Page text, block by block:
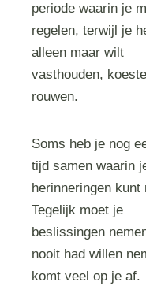
periode waarin je
regelen, terwijl je
alleen maar wilt
vasthouden,
rouwen.
Soms heb je nog
tijd samen waarin
herinneringen kunt
Tegelijk moet je
beslissingen
nooit had willen
komt veel op je af.